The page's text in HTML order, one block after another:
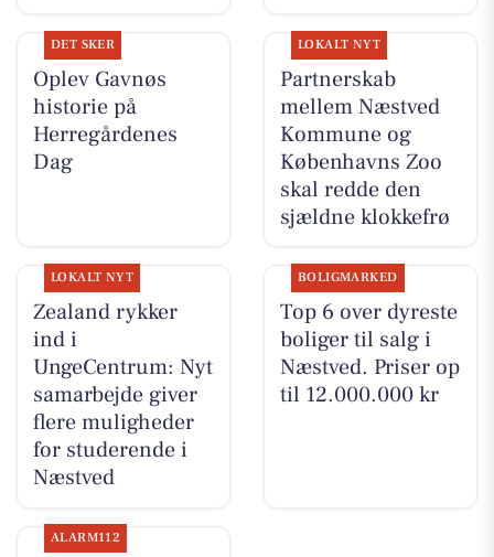
DET SKER
Oplev Gavnøs
historie på
Herregårdenes
Dag
LOKALT NYT
Partnerskab
mellem Næstved
Kommune og
Københavns Zoo
skal redde den
sjældne klokkefrø
LOKALT NYT
Zealand rykker
ind i
UngeCentrum: Nyt
samarbejde giver
flere muligheder
for studerende i
Næstved
BOLIGMARKED
Top 6 over dyreste
boliger til salg i
Næstved. Priser op
til 12.000.000 kr
ALARM112